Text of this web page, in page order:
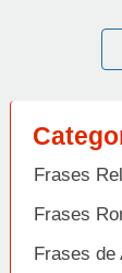
Frases
Frases
Frases de